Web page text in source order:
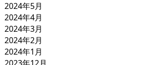
2024年5月
2024年4月
2024年3月
2024年2月
2024年1月